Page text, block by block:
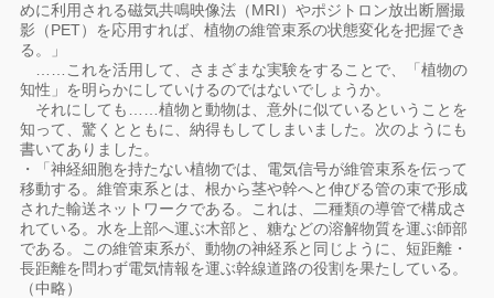
めに利用される磁気共鳴映像法（MRI）やポジトロン放出断層撮
影（PET）を応用すれば、植物の維管束系の状態変化を把握でき
る。」
……これを活用して、さまざまな実験をすることで、「植物の
知性」を明らかにしていけるのではないでしょうか。
それにしても……植物と動物は、意外に似ているということを
知って、驚くとともに、納得もしてしまいました。次のようにも
書いてありました。
・「神経細胞を持たない植物では、電気信号が維管束系を伝って
移動する。維管束系とは、根から茎や幹へと伸びる管の束で形成
された輸送ネットワークである。これは、二種類の導管で構成さ
れている。水を上部へ運ぶ木部と、糖などの溶解物質を運ぶ師部
である。この維管束系が、動物の神経系と同じように、短距離・
長距離を問わず電気情報を運ぶ幹線道路の役割を果たしている。
（中略）